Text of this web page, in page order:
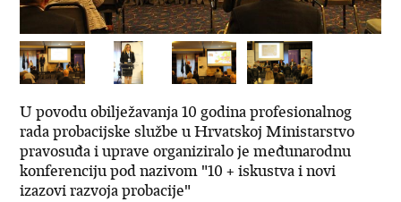
U povodu obilježavanja 10 godina profesionalnog
rada probacijske službe u Hrvatskoj Ministarstvo
pravosuđa i uprave organiziralo je međunarodnu
konferenciju pod nazivom "10 + iskustva i novi
izazovi razvoja probacije"